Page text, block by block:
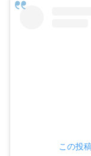
この投